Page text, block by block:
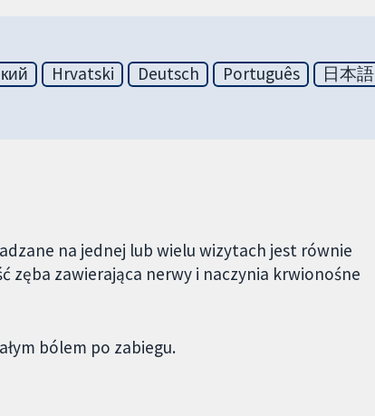
Hrvatski Deutsch Português 日本語
na jednej lub wielu wizytach jest równie
zęba zawierająca nerwy i naczynia krwionośne
bólem po zabiegu.